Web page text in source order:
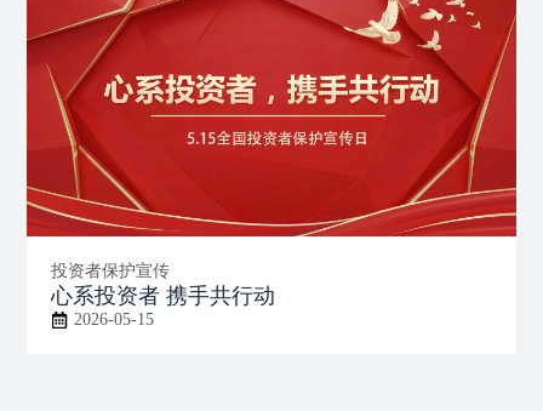
投资者保护宣传
心系投资者 携手共行动
2026-05-15